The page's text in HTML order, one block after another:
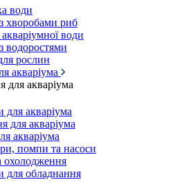
води
хворобами риб
води
водоростями
рослин
акваріума
для акваріума
для акваріума
для акваріума
акваріума
помпи та насоси
охолодження
для обладнання